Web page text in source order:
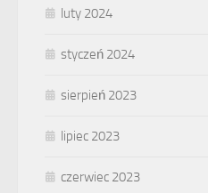
luty 2024
styczeń 2024
sierpień 2023
lipiec 2023
czerwiec 2023